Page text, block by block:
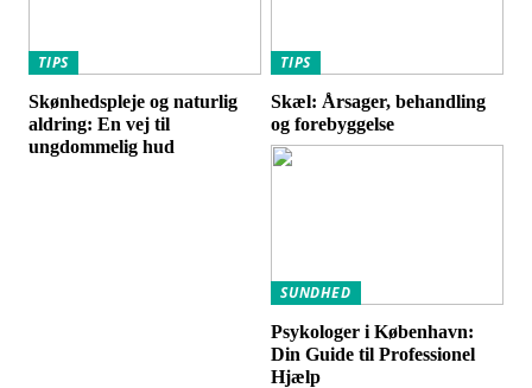
TIPS
Skønhedspleje og naturlig
aldring: En vej til
ungdommelig hud
TIPS
Skæl: Årsager, behandling
og forebyggelse
SUNDHED
Psykologer i København:
Din Guide til Professionel
Hjælp